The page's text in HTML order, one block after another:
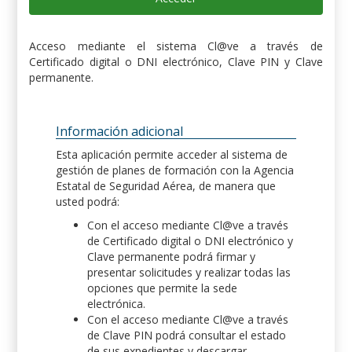
Acceso mediante el sistema Cl@ve a través de
Certificado digital o DNI electrónico, Clave PIN y Clave
permanente.
Información adicional
Esta aplicación permite acceder al sistema de
gestión de planes de formación con la Agencia
Estatal de Seguridad Aérea, de manera que
usted podrá:
Con el acceso mediante Cl@ve a través
de Certificado digital o DNI electrónico y
Clave permanente podrá firmar y
presentar solicitudes y realizar todas las
opciones que permite la sede
electrónica.
Con el acceso mediante Cl@ve a través
de Clave PIN podrá consultar el estado